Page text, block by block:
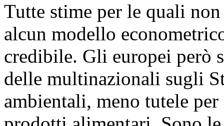
Tutte stime per le quali
alcun modello
credibile. Gli europei però
delle multinazionali sugli
ambientali, meno tutele